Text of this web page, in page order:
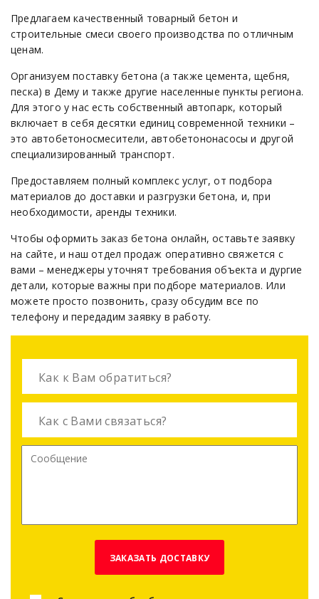
Предлагаем качественный товарный бетон и
строительные смеси своего производства по отличным
ценам.
Организуем поставку бетона (а также цемента, щебня,
песка) в Дему и также другие населенные пункты региона.
Для этого у нас есть собственный автопарк, который
включает в себя десятки единиц современной техники –
это автобетоносмесители, автобетононасосы и другой
специализированный транспорт.
Предоставляем полный комплекс услуг, от подбора
материалов до доставки и разгрузки бетона, и, при
необходимости, аренды техники.
Чтобы оформить заказ бетона онлайн, оставьте заявку
на сайте, и наш отдел продаж оперативно свяжется с
вами – менеджеры уточнят требования объекта и дургие
детали, которые важны при подборе материалов. Или
можете просто позвонить, сразу обсудим все по
телефону и передадим заявку в работу.
ЗАКАЗАТЬ ДОСТАВКУ